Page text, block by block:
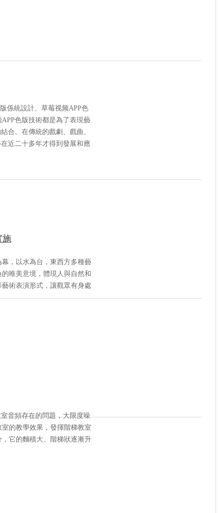
係統設計、草莓视频APP色
色版技術都是為了表現藝
合。在傳統的戲劇、戲曲、
近二十多年才得到發展和應
施
，以水為台，東西方多種藝
唯美意境，體現人與自然和
術表演形式，讓觀眾有身處
音頻存在的問題，大限度噪
的教學效果，發揮階梯教室
它的麵積大、階梯狀逐漸升